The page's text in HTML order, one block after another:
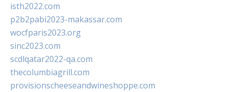
isth2022.com
p2b2pabi2023-makassar.com
wocfparis2023.org
sinc2023.com
scdlqatar2022-qa.com
thecolumbiagrill.com
provisionscheeseandwineshoppe.com